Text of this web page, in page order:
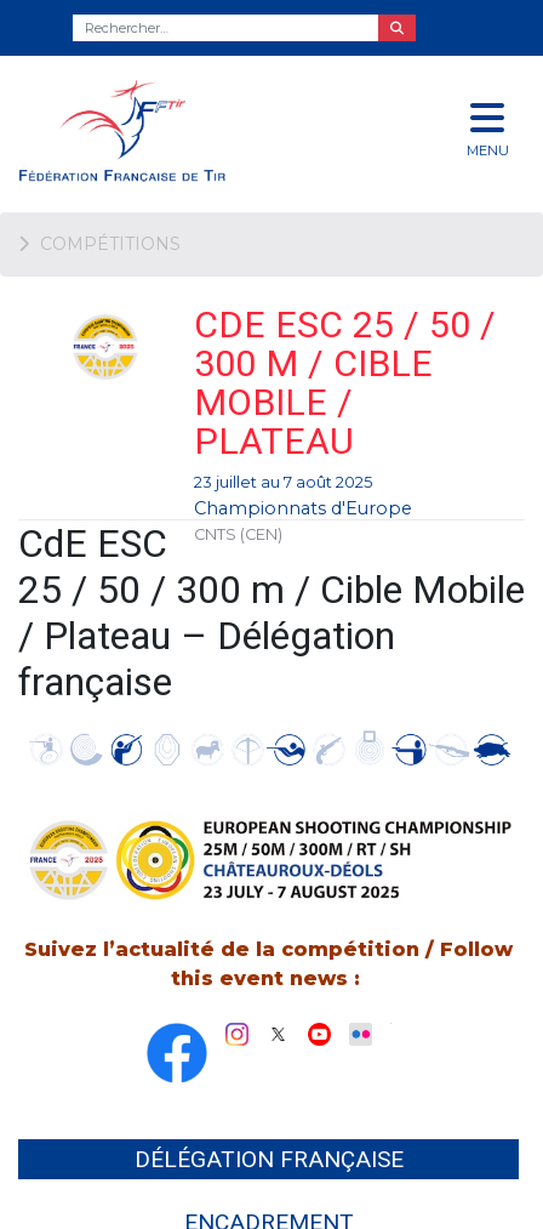
MENU
COMPÉTITIONS
CDE ESC 25 / 50 /
300 M / CIBLE
MOBILE /
PLATEAU
23 juillet au 7 août 2025
Championnats d'Europe
CNTS (CEN)
CdE ESC
25 / 50 / 300 m / Cible Mobile
/ Plateau – Délégation
française
Suivez l’actualité de la compétition / Follow
this event news :
DÉLÉGATION FRANÇAISE
ENCADREMENT